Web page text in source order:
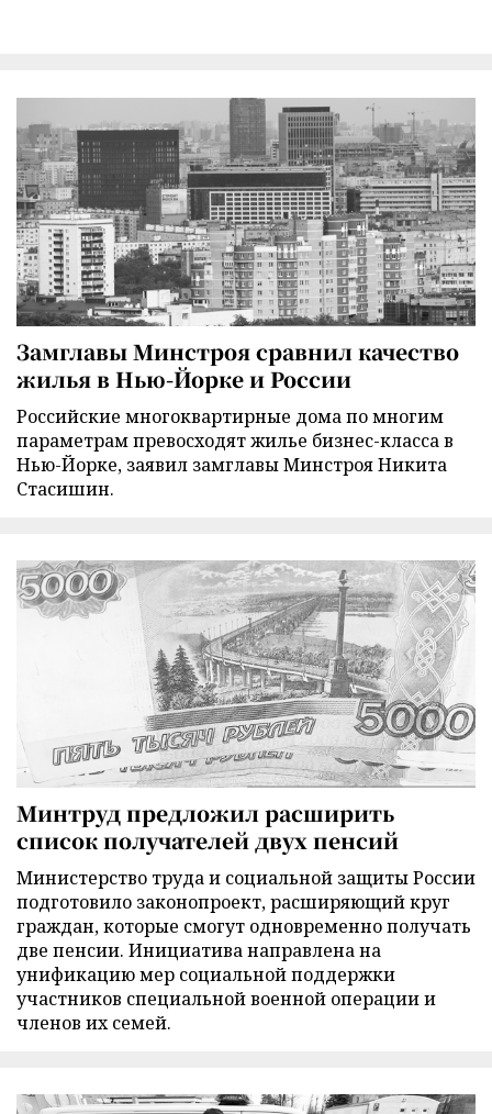
Замглавы Минстроя сравнил качество
жилья в Нью-Йорке и России
Российские многоквартирные дома по многим
параметрам превосходят жилье бизнес-класса в
Нью-Йорке, заявил замглавы Минстроя Никита
Стасишин.
Минтруд предложил расширить
список получателей двух пенсий
Министерство труда и социальной защиты России
подготовило законопроект, расширяющий круг
граждан, которые смогут одновременно получать
две пенсии. Инициатива направлена на
унификацию мер социальной поддержки
участников специальной военной операции и
членов их семей.